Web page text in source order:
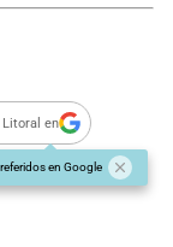
Litoral en
en Google